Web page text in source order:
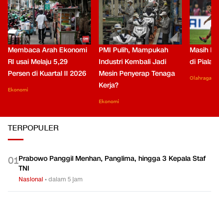
Membaca Arah Ekonomi
RI usai Melaju 5,29
Persen di Kuartal II 2026
Ekonomi
PMI Pulih, Mampukah
Industri Kembali Jadi
Mesin Penyerap Tenaga
Kerja?
Ekonomi
Masih
di Piala
Olahraga
TERPOPULER
01Prabowo Panggil Menhan, Panglima, hingga 3 Kepala Staf
TNI
Nasional •dalam 5 jam